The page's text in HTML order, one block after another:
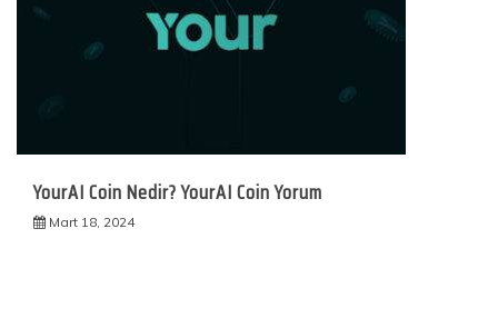
YourAI Coin Nedir? YourAI Coin Yorum
Mart 18, 2024